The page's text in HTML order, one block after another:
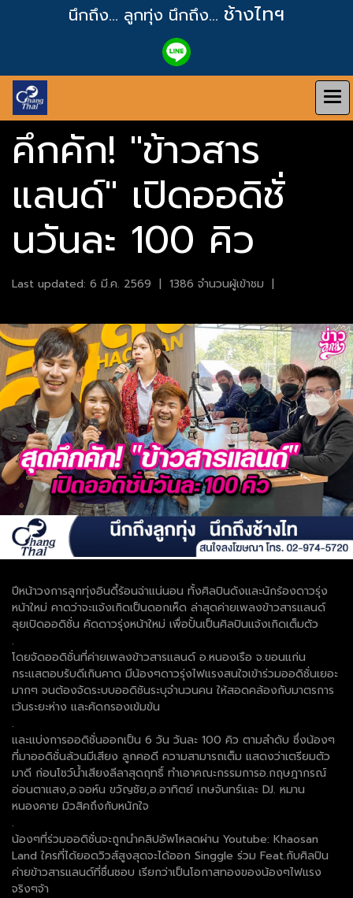
นึกถึง... ลูกทุ่ง นึกถึง... ช้างไทฯ
คึกคัก! "ข้าวสาร
แลนด์" เปิดออดิชั่
นวันละ 100 คิว
Last updated: 6 มี.ค. 2569 | 1386 จำนวนผู้เข้าชม |
ปีหน้าวงการลูกทุ่งอินดี้ร้อนฉ่าแน่นอน ทั้งศิลปินดังและนักร้องดาวรุ่ง
หน้าใหม่ คาดว่าจะแจ้งเกิดเป็นดอกเห็ด ล่าสุดค่ายเพลงข้าวสารแลนด์
ลุยเปิดออดิชั่น คัดดาวรุ่งหน้าใหม่ เพื่อปั้นเป็นศิลปินแจ้งเกิดเต็มตัว
.
โดยจัดออดิชั่นที่ค่ายเพลงข้าวสารแลนด์ อ.หนองเรือ จ.ขอนแก่น
กระแสตอบรับดีเกินคาด มีน้องๆดาวรุ่งไฟแรงสนใจเข้าร่วมออดิชั่นเยอะ
มากๆ จนต้องจัดระบบออดิชันระบุจำนวนคน ให้สอดคล้องกับมาตรการ
เว้นระยะห่าง และคัดกรองเข้มข้น
.
และแบ่งการออดิชั่นออกเป็น 6 วัน วันละ 100 คิว ตามลำดับ ซึ่งน้องๆ
ที่มาออดิชั่นล้วนมีเสียง ลูกคอดี ความสามารถเต็ม แสดงว่าเตรียมตัว
มาดี ก่อนโชว์น้ำเสียงลีลาสุดฤทธิ์ ทำเอาคณะกรรมการอ.กฤษฎากรณ์
อ่อนตาแสง,อ.จอห์น ขวัญชัย,อ.อาทิตย์ เกษจันทร์และ DJ. หมาน
หนองคาย มิวสิคถึงกับหนักใจ
.
น้องๆที่ร่วมออดิชั่นจะถูกนำคลิปอัพโหลดผ่าน Youtube: Khaosan
Land ใครที่ได้ยอดวิวส์สูงสุดจะได้ออก Singgle ร่วม Feat.กับศิลปิน
ค่ายข้าวสารแลนด์ที่ชื่นชอบ เรียกว่าเป็นโอกาสทองของน้องๆไฟแรง
จริงๆจ้า